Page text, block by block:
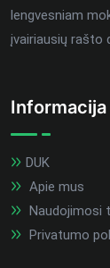
lengvesniam
įvairiausių rašto
Informacija
DUK
Apie mus
Naudojimosi
Privatumo